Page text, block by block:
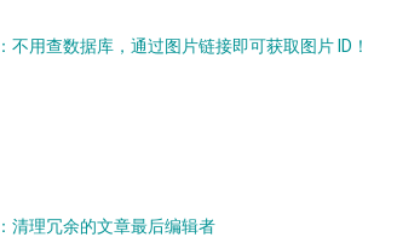
不用查数据库，通过图片链接即可获取图片 ID！
清理冗余的文章最后编辑者